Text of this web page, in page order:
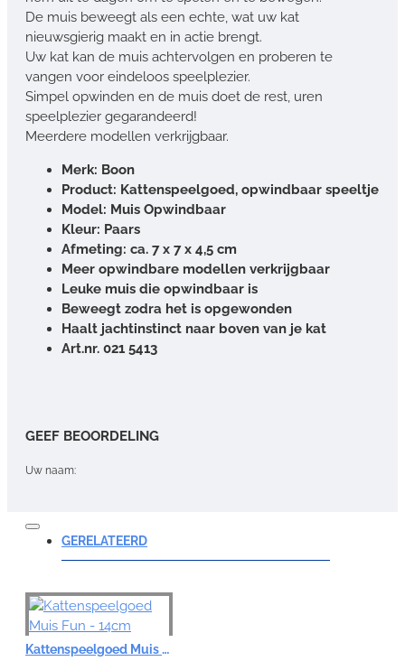
De muis beweegt als een echte, wat uw kat
nieuwsgierig maakt en in actie brengt.
Uw kat kan de muis achtervolgen en proberen te
vangen voor eindeloos speelplezier.
Simpel opwinden en de muis doet de rest, uren
speelplezier gegarandeerd!
Meerdere modellen verkrijgbaar.
Merk: Boon
Product: Kattenspeelgoed, opwindbaar speeltje
Model: Muis Opwindbaar
Kleur: Paars
Afmeting: ca. 7 x 7 x 4,5 cm
Meer opwindbare modellen verkrijgbaar
Leuke muis die opwindbaar is
Beweegt zodra het is opgewonden
Haalt jachtinstinct naar boven van je kat
Art.nr. 021 5413
GEEF BEOORDELING
Uw naam:
Opmerking:
Note:HTML-code wordt niet vertaald!
GERELATEERD
Kattenspeelgoed Muis Fun - 14cm